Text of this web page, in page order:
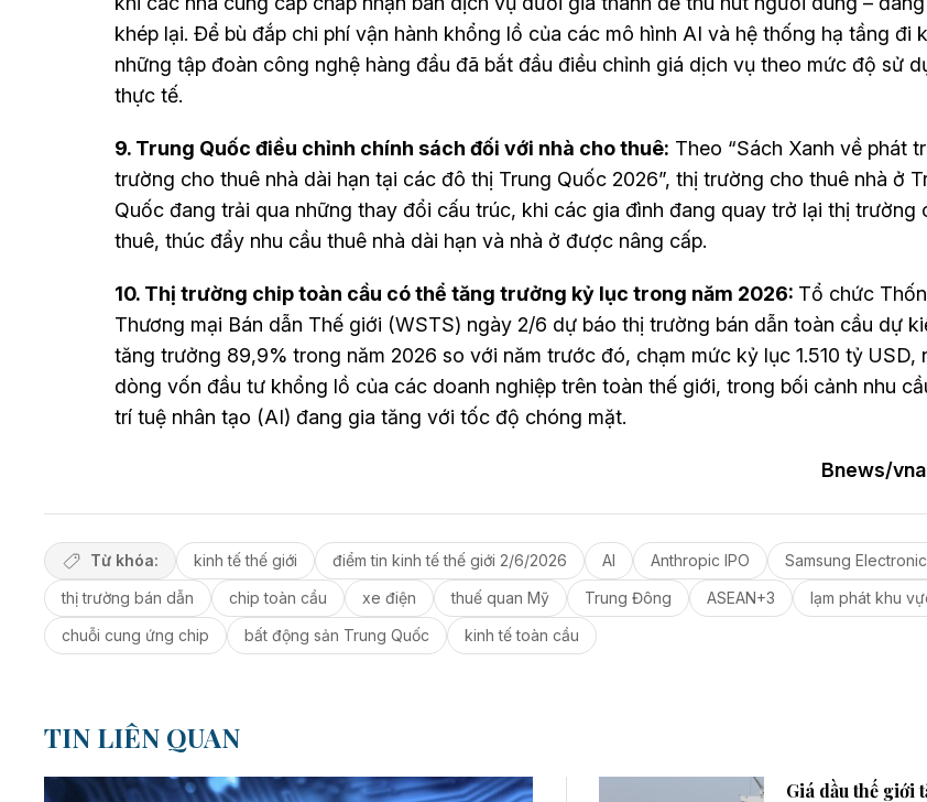
khép lại. Để bù đắp chi phí vận hành khổng lồ của các mô hình AI và hệ thống hạ tầng đi
những tập đoàn công nghệ hàng đầu đã bắt đầu điều chỉnh giá dịch vụ theo mức độ sử
thực tế.
9. Trung Quốc điều chỉnh chính sách đối với nhà cho thuê: Theo “Sách Xanh về phát
trường cho thuê nhà dài hạn tại các đô thị Trung Quốc 2026”, thị trường cho thuê nhà ở
Quốc đang trải qua những thay đổi cấu trúc, khi các gia đình đang quay trở lại thị trường
thuê, thúc đẩy nhu cầu thuê nhà dài hạn và nhà ở được nâng cấp.
10. Thị trường chip toàn cầu có thể tăng trưởng kỷ lục trong năm 2026: Tổ chức
Thương mại Bán dẫn Thế giới (WSTS) ngày 2/6 dự báo thị trường bán dẫn toàn cầu dự
tăng trưởng 89,9% trong năm 2026 so với năm trước đó, chạm mức kỷ lục 1.510 tỷ USD,
dòng vốn đầu tư khổng lồ của các doanh nghiệp trên toàn thế giới, trong bối cảnh nhu
trí tuệ nhân tạo (AI) đang gia tăng với tốc độ chóng mặt.
Bnews/
Từ khóa: kinh tế thế giới điểm tin kinh tế thế giới 2/6/2026 AI Anthropic IPO
Samsung
thị trường bán dẫn
chip toàn cầu xe điện thuế quan Mỹ Trung Đông ASEAN+3
lạm phát khu
chuỗi cung ứng chip
bất động sản Trung Quốc kinh tế toàn cầu
TIN LIÊN QUAN
Giá dầu thế giới